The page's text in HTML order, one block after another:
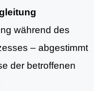
während des
– abgestimmt
der betroffenen